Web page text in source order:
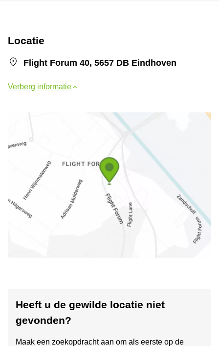
Locatie
Flight Forum 40, 5657 DB Eindhoven
Verberg informatie
Heeft u de gewilde locatie niet
gevonden?
Maak een zoekopdracht aan om als eerste op de